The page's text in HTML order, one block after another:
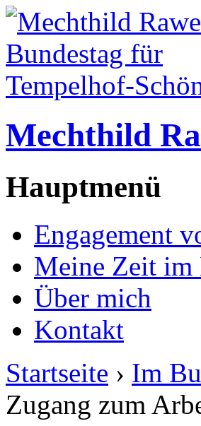
Mechthild
Hauptmenü
Engagement
Meine Zeit im
Über mich
Kontakt
Startseite › Im
Zugang zum